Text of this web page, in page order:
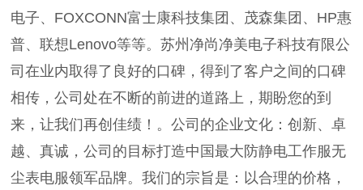
电子、FOXCONN富士康科技集团、茂森集团、HP惠
普、联想Lenovo等等。苏州净尚净美电子科技有限公
司在业内取得了良好的口碑，得到了客户之间的口碑
相传，公司处在不断的前进的道路上，期盼您的到
来，让我们再创佳绩！。公司的企业文化：创新、卓
越、真诚，公司的目标打造中国最大防静电工作服无
尘表电服领军品牌。我们的宗旨是：以合理的价格，